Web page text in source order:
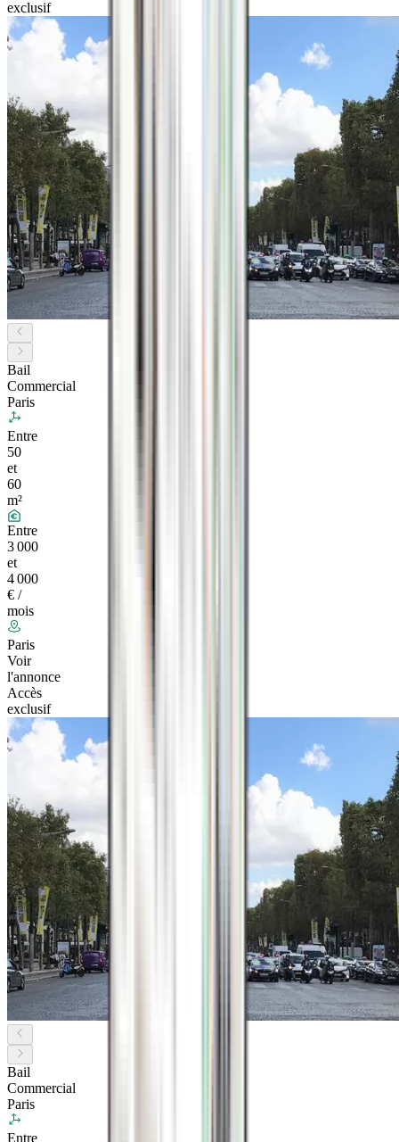
exclusif
Bail
Commercial
Paris
Entre
50
et
60
m²
Entre
3 000
et
4 000
€ /
mois
Paris
Voir
l'annonce
Accès
exclusif
Bail
Commercial
Paris
Entre